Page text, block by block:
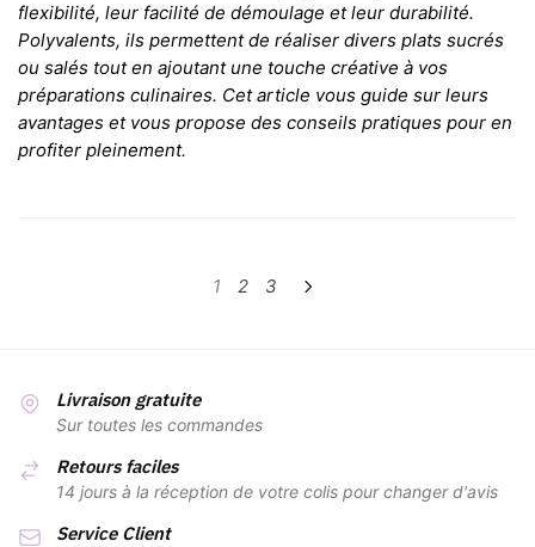
flexibilité, leur facilité de démoulage et leur durabilité.
Polyvalents, ils permettent de réaliser divers plats sucrés
ou salés tout en ajoutant une touche créative à vos
préparations culinaires. Cet article vous guide sur leurs
avantages et vous propose des conseils pratiques pour en
profiter pleinement.
1 2 3
Livraison gratuite
Sur toutes les commandes
Retours faciles
14 jours à la réception de votre colis pour changer d'avis
Service Client